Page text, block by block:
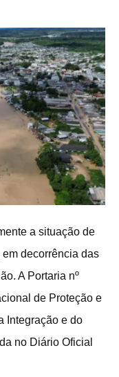
a situação de
decorrência das
A Portaria nº
de Proteção e
Integração e do
no Diário Oficial